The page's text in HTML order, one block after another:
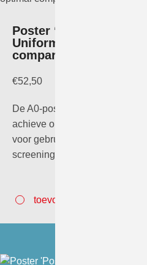
Poster ‘Positioning in
Uniformity to achieve
comparability’
€52,50
De A0-poster “Positioning in
achieve optimal comparability”
voor gebruik in de
screeningslaborant…
toevoegen aan